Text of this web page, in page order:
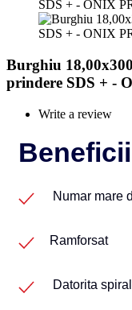
Burghiu
prindere SDS + -
Write a review
Beneficii
Numar mare
Ramforsat
Datorita